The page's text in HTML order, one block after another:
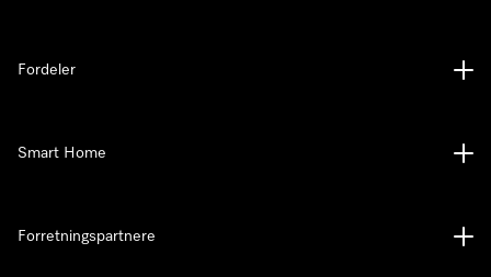
Fordeler
Smart Home
Forretningspartnere